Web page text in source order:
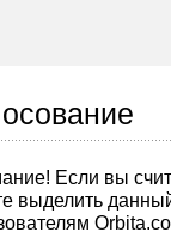
Если вы
выделить